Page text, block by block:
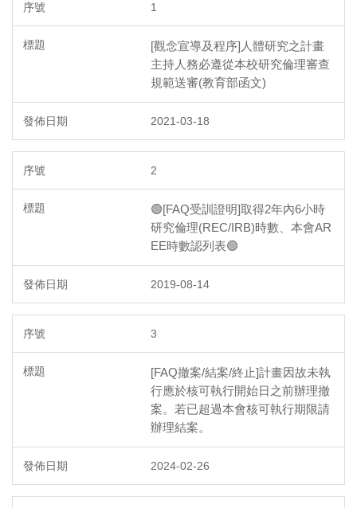
1
[觀念宣導及程序]人體研究之計畫
主持人務必遵從本校研究倫理審查
規範送審(教育部函文)
2021-03-18
2
🟢[FAQ受訓證明]取得2年內6小時
研究倫理(REC/IRB)時數、本會AR
EE時數認列表🟢
2019-08-14
3
[FAQ撤案/結案/終止]計畫因故未執
行應於核可執行開始日之前辦理撤
案。若已超過本會核可執行期限請
辦理結案。
2024-02-26